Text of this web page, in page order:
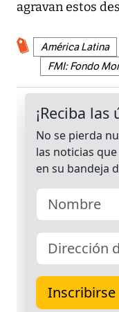
agravan estos
América Latina
FMI: Fondo